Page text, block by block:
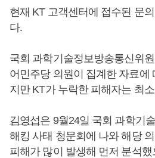
현재 KT 고객센터에 접수된 문
다.
국회 과학기술정보방송통신위
어민주당 의원이 집계한 자료에
지만 KT가 누락한 피해자는 최
김영섭은 9월24일 국회 과학기
해킹 사태 청문회에 나와 해당
피해가 많이 발생해 먼저 분석